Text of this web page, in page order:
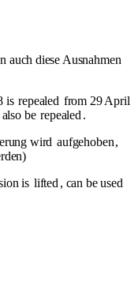
auch diese Ausnahmen
is repealed from 29 April
be repealed .
wird aufgehoben,
is lifted , can be used